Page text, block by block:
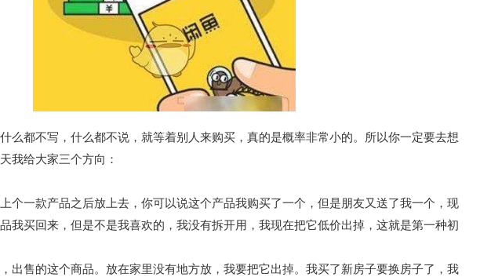
么都不写，什么都不说，就等着别人来购买，真的是概率非常小的。所以你一定要去想
我给大家三个方向：
个一款产品之后放上去，你可以说这个产品我购买了一个，但是朋友又送了我一个，现
我买回来，但是不是我喜欢的，我没有拆开用，我现在把它低价出掉，这就是第一种初
出售的这个商品。放在家里没有地方放，我要把它出掉。我买了新房子要换房子了，我